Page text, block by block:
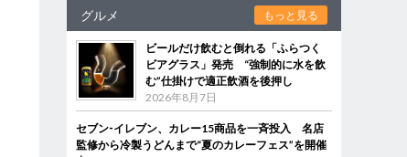
グルメ もっと見る
ビールだけ飲むと倒れる「ふらつく
ビアグラス」発売 “強制的に水を飲
む”仕掛けで適正飲酒を後押し
2026年8月7日
セブン‐イレブン、カレー15商品を一斉投入 名店
監修から冷製うどんまで“夏のカレーフェス”を開催